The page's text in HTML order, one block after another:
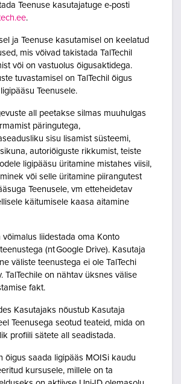
Teenuse kasutajatuge e-posti
.
ja Teenuse kasutamisel on keelatud
mis võivad takistada TalTechil
või on vastuolus õigusaktidega.
tuvastamisel on TalTechil õigus
Teenusele.
all peetakse silmas muuhulgas
päringutega,
sisu lisamist süsteemi,
autoriõiguste rikkumist, teiste
ligipääsu üritamine mistahes viisil,
või selle üritamine piirangutest
Teenusele, vm etteheidetav
käitumisele kaasa aitamine
võimalus liidestada oma Konto
(nt Google Drive). Kasutaja
väliste teenustega ei ole TalTechi
TalTechile on nähtav üksnes välise
fakt.
Kasutajaks nõustub Kasutaja
Teenusega seotud teateid, mida on
profiili sätete all seadistada.
õigus saada ligipääs MOISi kaudu
kursusele, millele on ta